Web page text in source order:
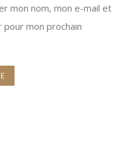
mon nom, mon e-mail et
mon prochain